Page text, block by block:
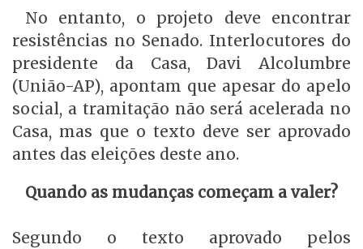
No entanto, o projeto deve encontrar
resistências no Senado. Interlocutores do
presidente da Casa, Davi Alcolumbre
(União-AP), apontam que apesar do apelo
social, a tramitação não será acelerada no
Casa, mas que o texto deve ser aprovado
antes das eleições deste ano.
Quando as mudanças começam a valer?
Segundo o texto aprovado pelos